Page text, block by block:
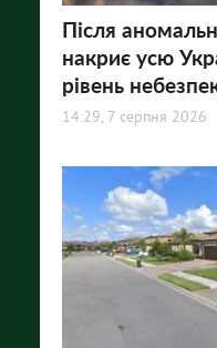
Після
накриє усю
рівень
14:29, 7 серпня 2026